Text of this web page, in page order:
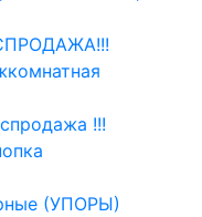
!!!
(УПОРЫ)